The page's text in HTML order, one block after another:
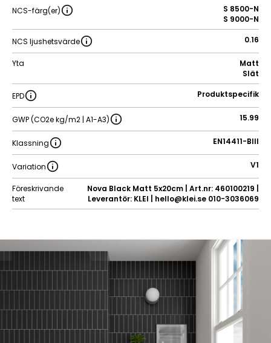
NCS-färg(er)
S 8500-N
S 9000-N
NCS ljushetsvärde 0.16
Yta
Matt
Slät
EPD Produktspecifik
GWP (CO2e kg/m2 | A1-A3) 15.99
Klassning EN14411-BIII
Variation V1
Föreskrivande
text
Nova Black Matt 5x20cm | Art.nr: 460100219 |
Leverantör: KLEI | hello@klei.se 010-3036069